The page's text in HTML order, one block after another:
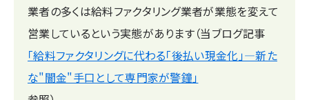
業者の多くは給料ファクタリング業者が業態を変えて
営業しているという実態があります（当ブログ記事
「給料ファクタリングに代わる「後払い現金化」―新た
な"闇金"手口として専門家が警鐘」